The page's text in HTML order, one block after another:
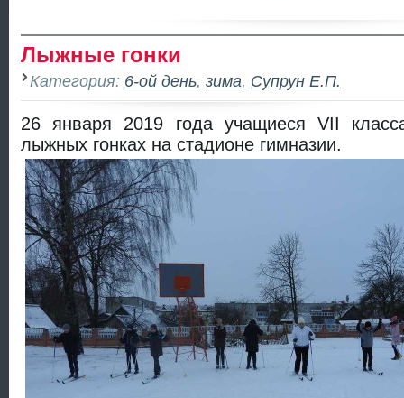
Лыжные гонки
Категория: 6-ой день, зима, Супрун Е.П.
26 января 2019 года учащиеся VII
лыжных гонках на стадионе гимназии.